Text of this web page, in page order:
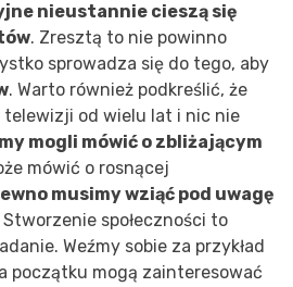
nieustannie cieszą się
. Zresztą to nie powinno
sprowadza się do tego, aby
. Warto również podkreślić, że
telewizji od wielu lat i nic nie
mogli mówić o zbliżającym
mówić o rosnącej
musimy wziąć pod uwagę
Stworzenie społeczności to
Weźmy sobie za przykład
początku mogą zainteresować